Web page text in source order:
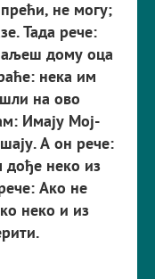
не могу;
Тада рече:
дому оца
нека им
на ово
Имају Мој­
А он рече:
дође неко из
Ако не
неко и из